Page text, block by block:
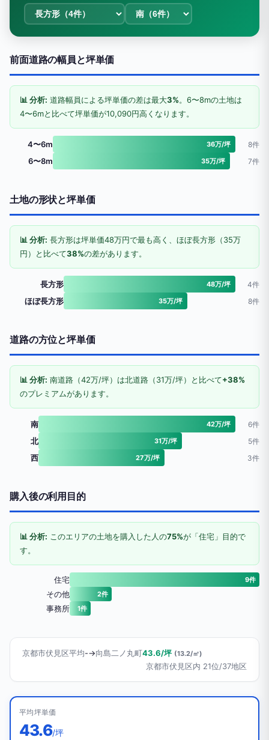
前面道路の幅員と坪単価
📊 分析: 道路幅員による坪単価の差は最大3%。6〜8mの土地は
4〜6mと比べて坪単価が10,090円高くなります。
4〜6m 36万/坪 8件
6〜8m 35万/坪 7件
土地の形状と坪単価
📊 分析: 長方形は坪単価48万円で最も高く、ほぼ長方形（35万
円）と比べて38%の差があります。
長方形 48万/坪 4件
ほぼ長方形 35万/坪 8件
道路の方位と坪単価
📊 分析: 南道路（42万/坪）は北道路（31万/坪）と比べて+38%
のプレミアムがあります。
南 42万/坪 6件
北 31万/坪 5件
西 27万/坪 3件
購入後の利用目的
📊 分析: このエリアの土地を購入した人の75%が「住宅」目的で
す。
住宅 9件
その他 2件
事務所 1件
京都市伏見区平均-→向島二ノ丸町43.6/坪 (13.2/㎡)
京都市伏見区内 21位/37地区
平均坪単価
43.6/坪